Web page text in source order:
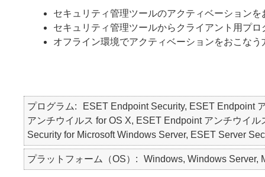
セキュリティ管理ツールのアクティベーションを
セキュリティ管理ツールからクライアント用プ
オフライン環境でアクティベーションをおこなう
プログラム
ESET Endpoint Security, ESET Endpoint
アンチウイルス for OS X, ESET Endpoint アンチウイ
Security for Microsoft Windows Server, ESET Server
プラットフォーム（OS） Windows, Windows Server,